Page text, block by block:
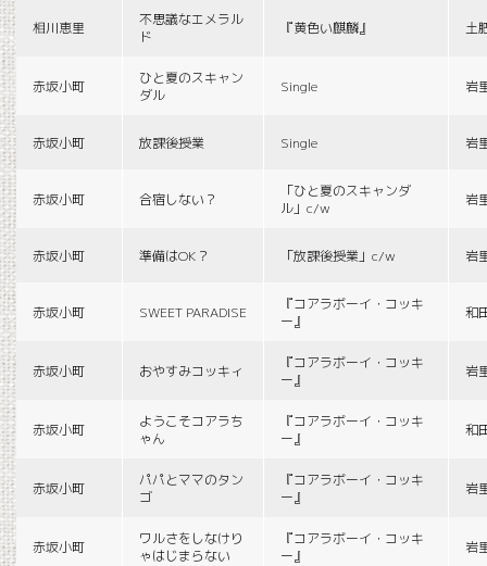
相川恵里
不思議なエメラル
ド
『黄色い麒麟』 土
赤坂小町
ひと夏のスキャン
ダル
Single 岩
赤坂小町 放課後授業 Single 岩
赤坂小町 合宿しない？
「ひと夏のスキャンダ
ル」c/w
岩
赤坂小町 準備はOK？ 「放課後授業」c/w 岩
赤坂小町 SWEET PARADISE
『コアラボーイ・コッキ
ー』
和
赤坂小町 おやすみコッキィ
『コアラボーイ・コッキ
ー』
岩
赤坂小町
ようこそコアラち
ゃん
『コアラボーイ・コッキ
ー』
和
赤坂小町
パパとママのタン
ゴ
『コアラボーイ・コッキ
ー』
岩
赤坂小町
ワルさをしなけり
ゃはじまらない
『コアラボーイ・コッキ
ー』
岩